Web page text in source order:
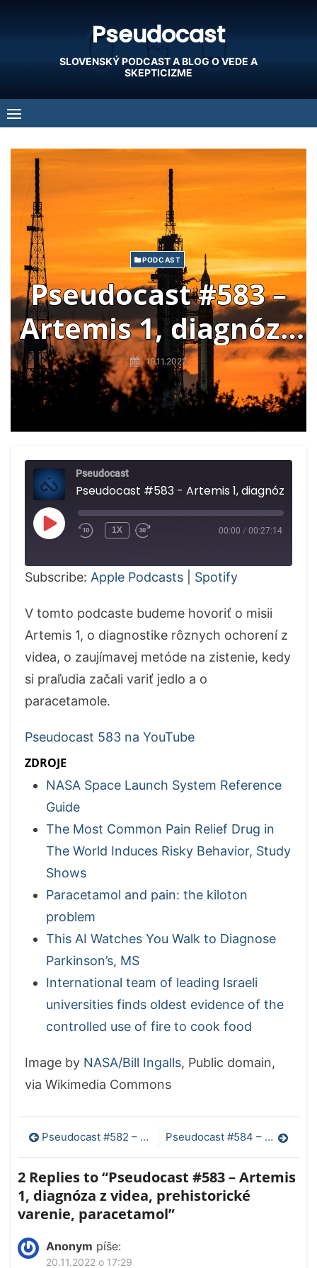
Pseudocast
SLOVENSKÝ PODCAST A BLOG O VEDE A
SKEPTICIZME
PODCAST
Pseudocast #583 –
Artemis 1, diagnóza
z videa,
prehistorické
varenie,
paracetamol
19.11.2022
Pseudocast
PLAY
EPISODE
1X 00:00 / 00:27:14
Subscribe: Apple Podcasts Spotify
V tomto podcaste budeme hovoriť o misii
Artemis 1, o diagnostike rôznych ochorení z
videa, o zaujímavej metóde na zistenie, kedy
si praľudia začali variť jedlo a o
paracetamole.
Pseudocast 583 na YouTube
ZDROJE
NASA Space Launch System Reference
Guide
The Most Common Pain Relief Drug in
The World Induces Risky Behavior, Study
Shows
Paracetamol and pain: the kiloton
problem
This AI Watches You Walk to Diagnose
Parkinson’s, MS
International team of leading Israeli
universities finds oldest evidence of the
controlled use of fire to cook food
Image by NASA/Bill Ingalls, Public domain,
via Wikimedia Commons
Navigácia
v
článku
Pseudocast #582 – Videohry a kognitívny výkon, prenatálna liečba, očkovanie, svätojánske mušky Pseudocast #584 – Artemis I, zvláštne následky Covidu, kulinárska história, krátke správy
2 Replies to “Pseudocast #583 – Artemis
1, diagnóza z videa, prehistorické
varenie, paracetamol”
Anonym píše:
20.11.2022 o 17:29